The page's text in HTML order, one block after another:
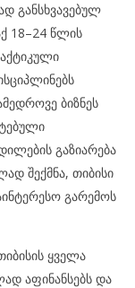
განსხვავებულ
18–24 წლის
ბიზნეს
გაზიარება
შექმნა, თიბისი
გარემოს
ყველა
აფინანსებს და